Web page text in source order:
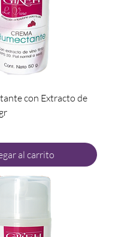
con Extracto de
al carrito